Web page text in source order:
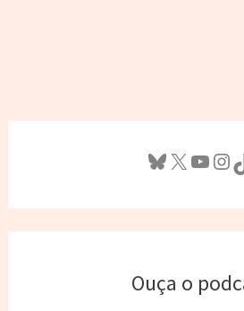
Bluesky X Youtube InstagramTikTok
Ouça o